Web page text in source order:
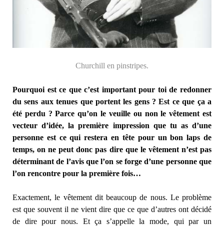
Churchill en pinstripes.
Pourquoi est ce que c’est important pour toi de redonner
du sens aux tenues que portent les gens ? Est ce que ça a
été perdu ? Parce qu’on le veuille ou non le vêtement est
vecteur d’idée, la première impression que tu as d’une
personne est ce qui restera en tête pour un bon laps de
temps, on ne peut donc pas dire que le vêtement n’est pas
déterminant de l’avis que l’on se forge d’une personne que
l’on rencontre pour la première fois…
Exactement, le vêtement dit beaucoup de nous. Le problème
est que souvent il ne vient dire que ce que d’autres ont décidé
de dire pour nous. Et ça s’appelle la mode, qui par un